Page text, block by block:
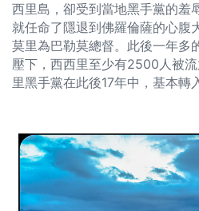
西里島，卻受到當地黑手黨的羞
就任命了隱退到佛羅倫薩的心腹
莫里為巴勒莫總督。此後一年多
壓下，西西里至少有2500人被
里黑手黨在此後17年中，基本轉